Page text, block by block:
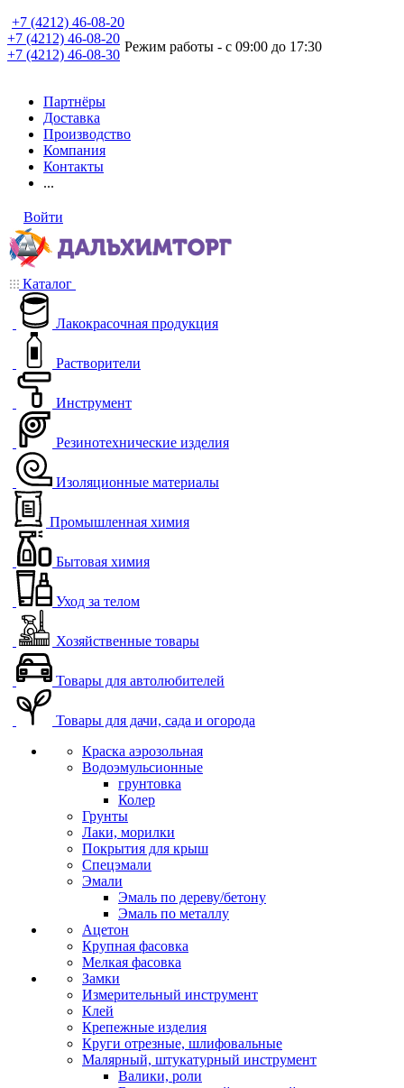
+7 (4212) 46-08-20
+7 (4212) 46-08-20
+7 (4212) 46-08-30
Режим работы - с 09:00 до 17:30
Партнёры
Доставка
Производство
Компания
Контакты
...
Войти
Каталог
Лакокрасочная продукция
Растворители
Инструмент
Резинотехнические изделия
Изоляционные материалы
Промышленная химия
Бытовая химия
Уход за телом
Хозяйственные товары
Товары для автолюбителей
Товары для дачи, сада и огорода
Краска аэрозольная
Водоэмульсионные
грунтовка
Колер
Грунты
Лаки, морилки
Покрытия для крыш
Спецэмали
Эмали
Эмаль по дереву/бетону
Эмаль по металлу
Ацетон
Крупная фасовка
Мелкая фасовка
Замки
Измерительный инструмент
Клей
Крепежные изделия
Круги отрезные, шлифовальные
Малярный, штукатурный инструмент
Валики, роли